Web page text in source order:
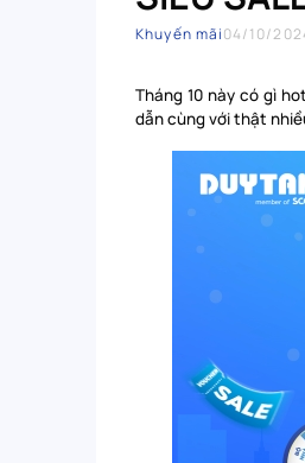
Khuyến mãi04/10/
Tháng 10 này có gì
dẫn cùng với thật